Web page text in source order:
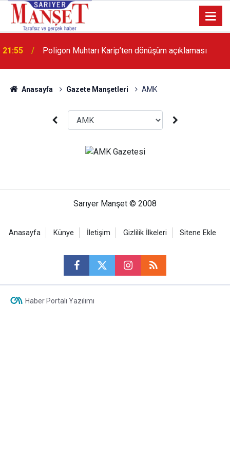
21:55 Poligon Muhtarı Karip’ten dönüşüm açıklaması
Anasayfa Gazete Manşetleri AMK
Sarıyer Manşet © 2008
Anasayfa Künye İletişim Gizlilik İlkeleri Sitene Ekle
Haber Portalı Yazılımı